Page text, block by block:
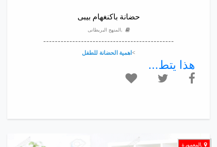
حضانة باكنغهام بيبى
,المنهج البريطانى
---------------------------------------------
>اهمية الحضانة للطفل
هذا يتط...
,المعمورة